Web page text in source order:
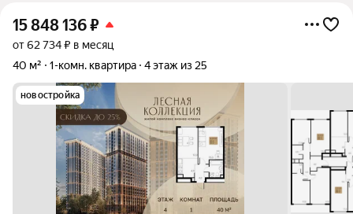
15 848 136₽
от 62 734 ₽ в месяц
40 м²
1-комн. квартира 4 этаж из 25
новостройка